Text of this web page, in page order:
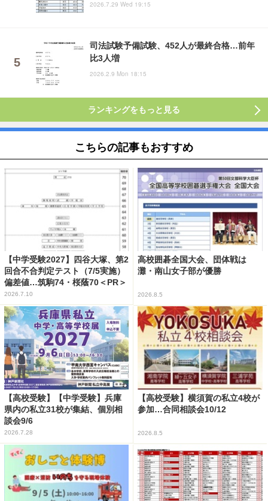
2026.7.29 Wed 19:15
司法試験予備試験、452人が最終合格…前年
比3人増
2026.2.9 Mon 18:15
ランキングをもっと見る
こちらの記事もおすすめ
【中学受験2027】四谷大塚、第2
回合不合判定テスト（7/5実施）
偏差値…筑駒74・桜蔭70＜PR＞
2026.7.10
高校囲碁全国大会、団体戦は
灘・南山女子部が優勝
2026.8.5
【高校受験】【中学受験】兵庫
県内の私立31校が集結、個別相
談会9/6
2026.7.28
【高校受験】横須賀の私立4校が
参加…合同相談会10/12
2026.8.5